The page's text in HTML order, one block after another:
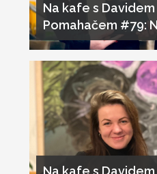
Na kafe s Davidem
Pomahačem #79:
Na kafe s Davidem